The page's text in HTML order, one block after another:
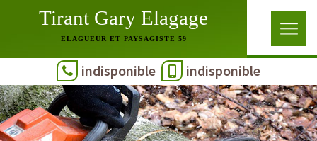
Tirant Gary Elagage
ELAGUEUR ET PAYSAGISTE 59
indisponible indisponible